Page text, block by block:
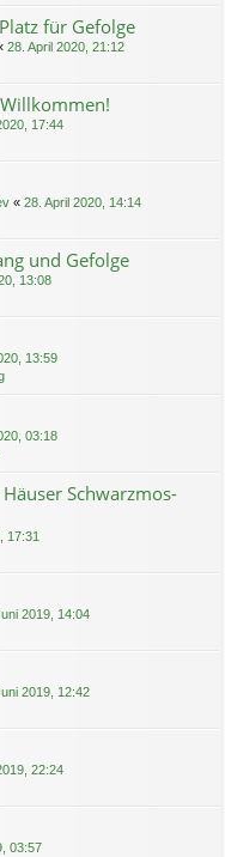
für Gefolge
28. April 2020, 21:12
17:44
« 28. April 2020, 14:14
und Gefolge
13:08
13:59
03:18
Schwarzmos-
17:31
2019, 14:04
2019, 12:42
22:24
03:57